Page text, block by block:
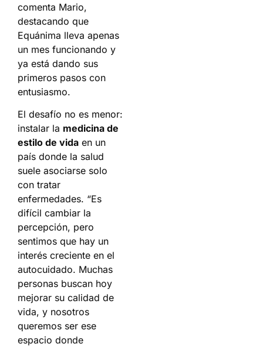
comenta Mario,
destacando que
Equánima lleva apenas
un mes funcionando y
ya está dando sus
primeros pasos con
entusiasmo.
El desafío no es menor:
instalar la medicina de
estilo de vida en un
país donde la salud
suele asociarse solo
con tratar
enfermedades. “Es
difícil cambiar la
percepción, pero
sentimos que hay un
interés creciente en el
autocuidado. Muchas
personas buscan hoy
mejorar su calidad de
vida, y nosotros
queremos ser ese
espacio donde